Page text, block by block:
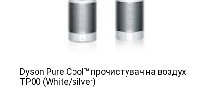
Dyson Pure Cool™ прочистувач на воздух
TP00 (White/silver)